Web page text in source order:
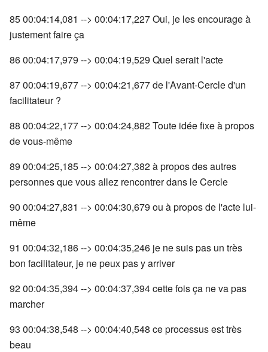
85 00:04:14,081 --> 00:04:17,227 Oui, je les encourage à
justement faire ça
86 00:04:17,979 --> 00:04:19,529 Quel serait l'acte
87 00:04:19,677 --> 00:04:21,677 de l'Avant-Cercle d'un
facilitateur ?
88 00:04:22,177 --> 00:04:24,882 Toute idée fixe à propos
de vous-même
89 00:04:25,185 --> 00:04:27,382 à propos des autres
personnes que vous allez rencontrer dans le Cercle
90 00:04:27,831 --> 00:04:30,679 ou à propos de l'acte lui-
même
91 00:04:32,186 --> 00:04:35,246 je ne suis pas un très
bon facilitateur, je ne peux pas y arriver
92 00:04:35,394 --> 00:04:37,394 cette fois ça ne va pas
marcher
93 00:04:38,548 --> 00:04:40,548 ce processus est très
beau